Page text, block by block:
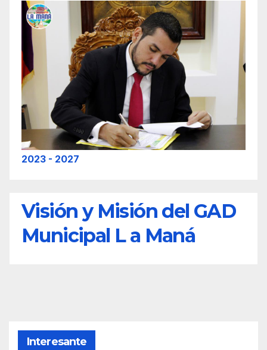
2023 - 2027
Visión y Misión del GAD
Municipal L a Maná
Interesante